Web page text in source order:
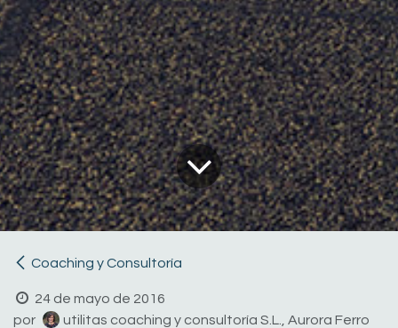
Coaching y Consultoría
24 de mayo de 2016
por
utilitas coaching y consultoría S.L., Aurora Ferro